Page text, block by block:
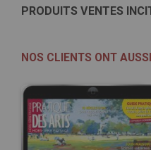
PRODUITS VENTES
NOS CLIENTS ONT